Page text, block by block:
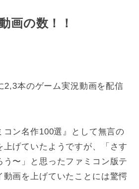
画の数！！
2,3本のゲーム実況動画を配信
コン名作100選』として無言の
げていたようですが、「さす
う〜」と思ったファミコン版テ
動画を上げていたことには驚愕